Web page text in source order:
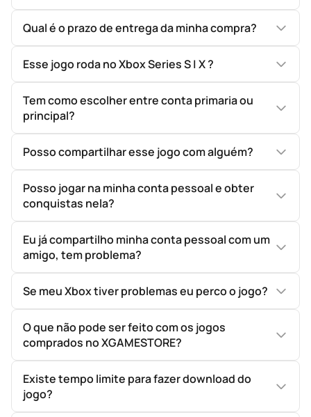
Qual é o prazo de entrega da minha compra?
Esse jogo roda no Xbox Series S | X ?
Tem como escolher entre conta primaria ou
principal?
Posso compartilhar esse jogo com alguém?
Posso jogar na minha conta pessoal e obter
conquistas nela?
Eu já compartilho minha conta pessoal com um
amigo, tem problema?
Se meu Xbox tiver problemas eu perco o jogo?
O que não pode ser feito com os jogos
comprados no XGAMESTORE?
Existe tempo limite para fazer download do
jogo?